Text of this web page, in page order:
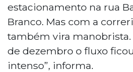
estacionamento na rua
Branco. Mas com a
também vira manobrista.
de dezembro o fluxo
intenso”, informa.